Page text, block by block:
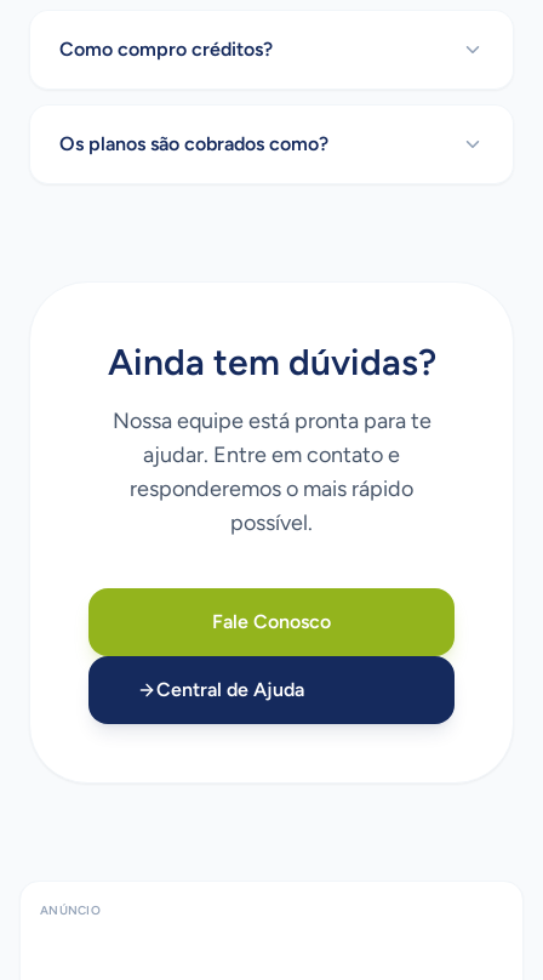
Como compro créditos?
Os planos são cobrados como?
Ainda tem dúvidas?
Nossa equipe está pronta para te
ajudar. Entre em contato e
responderemos o mais rápido
possível.
Fale Conosco
Central de Ajuda
ANÚNCIO